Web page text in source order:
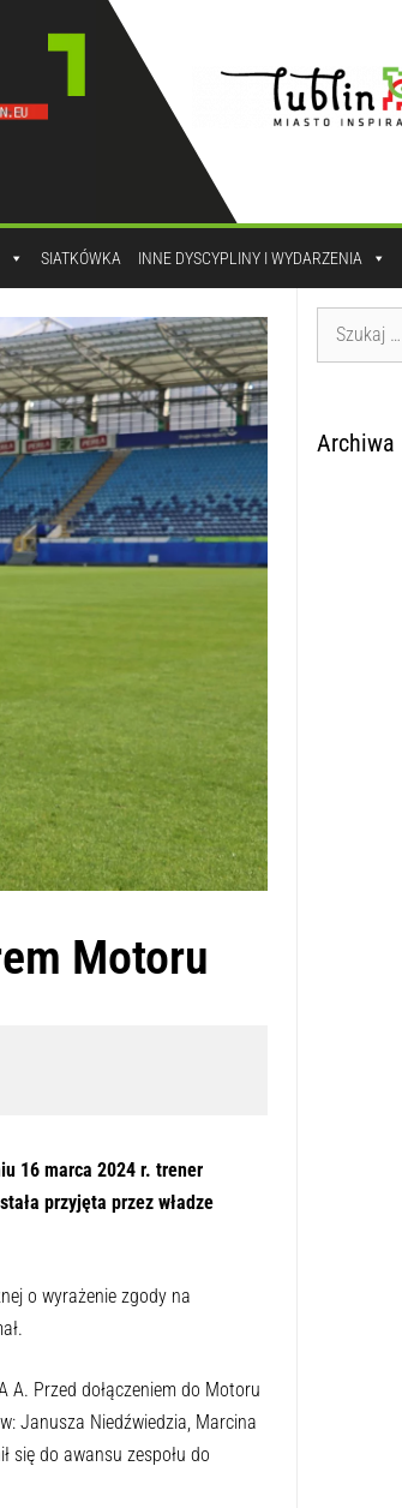
SIATKÓWKA INNE DYSCYPLINY I WYDARZENIA
Motoru
16 marca 2024 r. trener
przyjęta przez władze
o wyrażenie zgody na
A. Przed dołączeniem do Motoru
Janusza Niedźwiedzia, Marcina
się do awansu zespołu do
Archiwa